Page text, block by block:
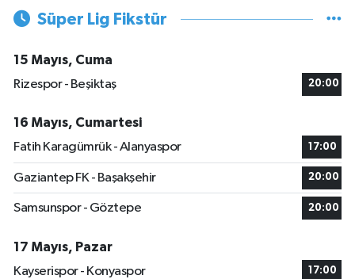
Süper Lig Fikstür
15 Mayıs, Cuma
Rizespor - Beşiktaş
20:00
16 Mayıs, Cumartesi
Fatih Karagümrük - Alanyaspor
17:00
Gaziantep FK - Başakşehir 20:00
Samsunspor - Göztepe 20:00
17 Mayıs, Pazar
Kayserispor - Konyaspor
17:00